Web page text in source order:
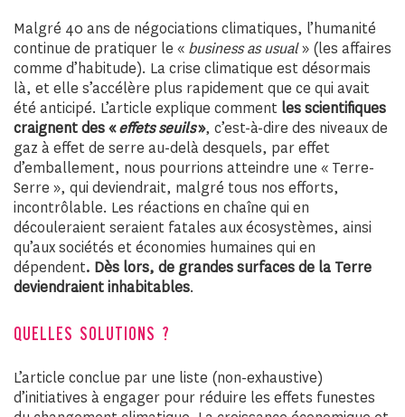
Malgré 40 ans de négociations climatiques, l’humanité
continue de pratiquer le « business as usual» (les affaires
comme d’habitude). La crise climatique est désormais
là, et elle s’accélère plus rapidement que ce qui avait
été anticipé. L’article explique comment les scientifiques
craignent des «effets seuils», c’est-à-dire des niveaux de
gaz à effet de serre au-delà desquels, par effet
d’emballement, nous pourrions atteindre une « Terre-
Serre », qui deviendrait, malgré tous nos efforts,
incontrôlable. Les réactions en chaîne qui en
découleraient seraient fatales aux écosystèmes, ainsi
qu’aux sociétés et économies humaines qui en
dépendent. Dès lors, de grandes surfaces de la Terre
deviendraient inhabitables.
QUELLES SOLUTIONS ?
L’article conclue par une liste (non-exhaustive)
d’initiatives à engager pour réduire les effets funestes